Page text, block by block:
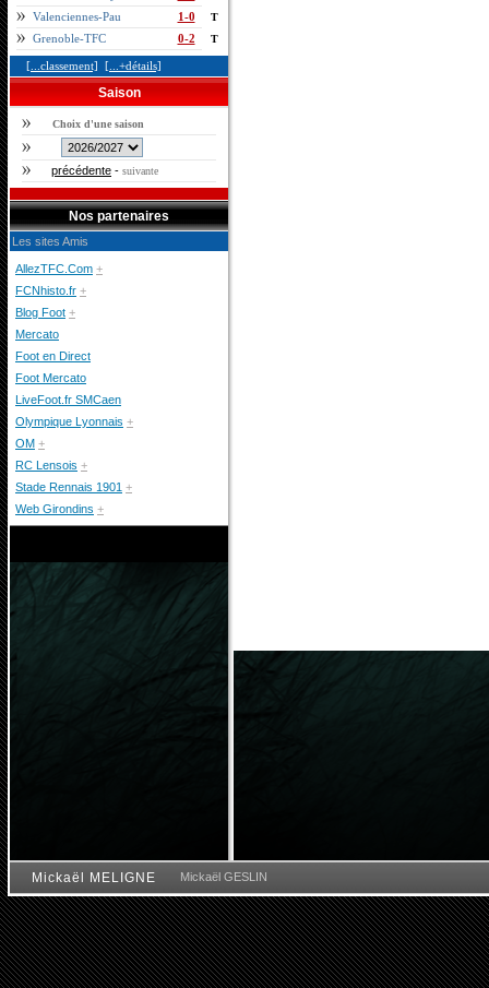
Valenciennes-Pau 1-0 T
Grenoble-TFC 0-2 T
[...classement] [...+détails]
Saison
Choix d'une saison
précédente - suivante
Nos partenaires
Les sites Amis
AllezTFC.Com +
FCNhisto.fr +
Blog Foot +
Mercato
Foot en Direct
Foot Mercato
LiveFoot.fr SMCaen
Olympique Lyonnais +
OM +
RC Lensois +
Stade Rennais 1901 +
Web Girondins +
Mickaël MELIGNE Mickaël GESLIN